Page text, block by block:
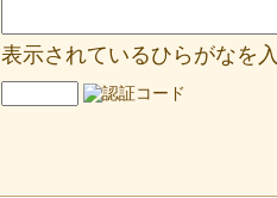
表示されているひらがなを